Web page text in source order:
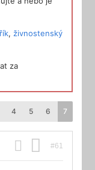
, živnostenský
za
4 5 6 7
#61